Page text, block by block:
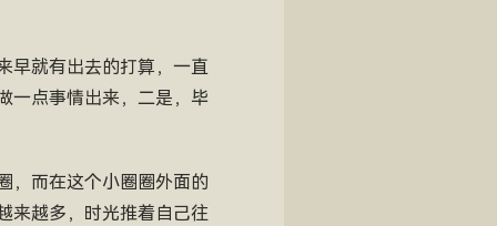
早就有出去的打算，一直
一点事情出来，二是，毕
，而在这个小圈圈外面的
来越多，时光推着自己往